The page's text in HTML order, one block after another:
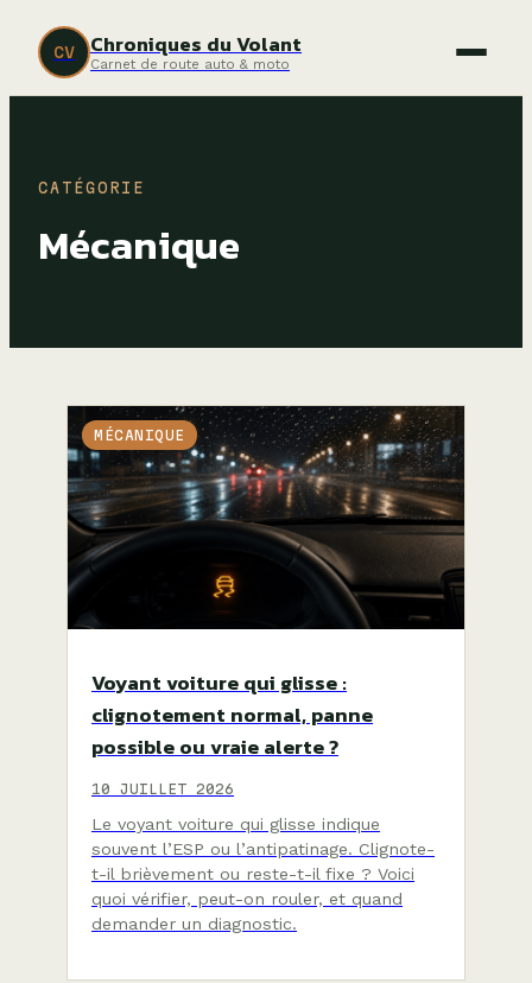
CV Chroniques du Volant
Carnet de route auto & moto
CATÉGORIE
Mécanique
MÉCANIQUE
Voyant voiture qui glisse :
clignotement normal, panne
possible ou vraie alerte ?
10 JUILLET 2026
Le voyant voiture qui glisse indique
souvent l’ESP ou l’antipatinage. Clignote-
t-il brièvement ou reste-t-il fixe ? Voici
quoi vérifier, peut-on rouler, et quand
demander un diagnostic.